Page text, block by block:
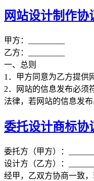
网站设计制作协
甲方：_________
乙方：_________
一、总则
1．甲方同意为乙方提供
2．网站的信息发布必须
法律，若网站的信息发
委托设计商标协
委托方（甲方）：
设计方（乙方）：
经甲，乙双方协商一致